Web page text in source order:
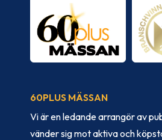
60PLUS MÄSSAN
Vi är en ledande arrangör av
vänder sig mot aktiva och